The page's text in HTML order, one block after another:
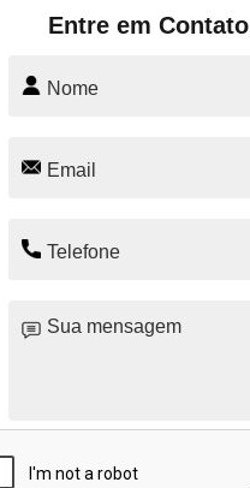
Entre em Contato